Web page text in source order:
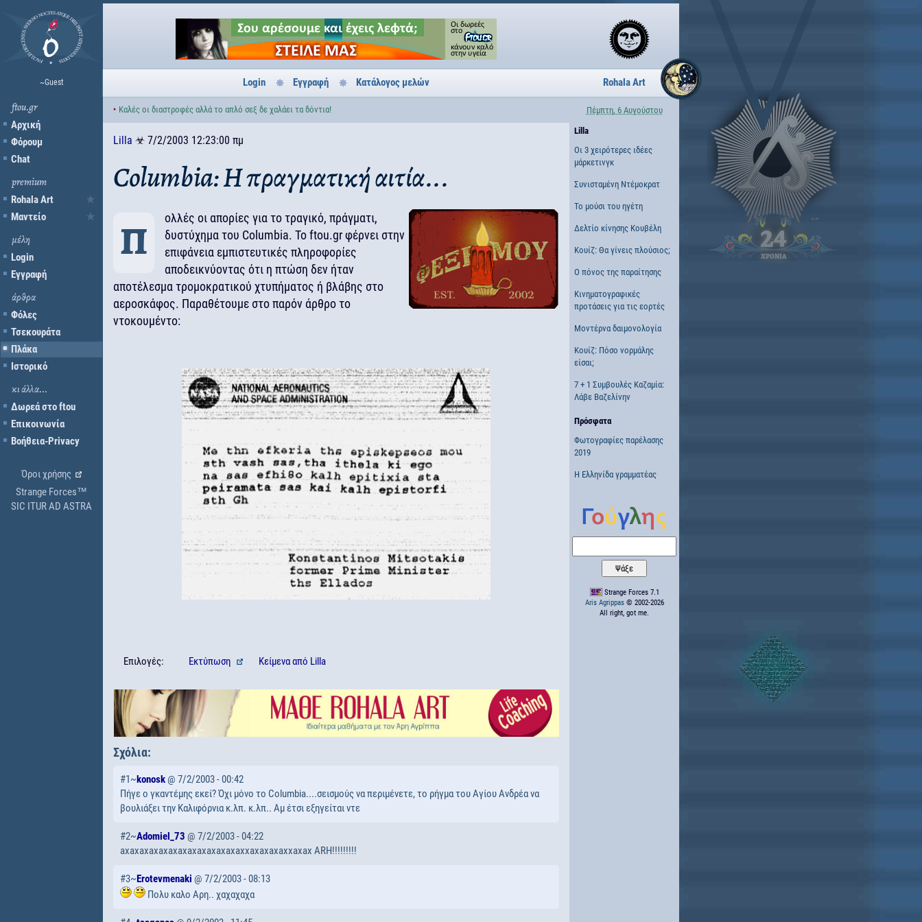
~Guest
ftou.gr
Αρχική
Φόρουμ
Chat
premium
Rohala Art
Μαντείο
μέλη
Login
Εγγραφή
άρθρα
Φόλες
Τσεκουράτα
Πλάκα
Ιστορικό
κι άλλα...
Δωρεά στο ftou
Επικοινωνία
Βοήθεια-Privacy
Όροι χρήσης
Strange Forces™
SIC ITUR AD ASTRA
Login Εγγραφή Κατάλογος μελών Rohala Art
‣ Καλές οι διαστροφές αλλά το απλό σεξ δε χαλάει τα δόντια! Πέμπτη, 6 Αυγούστου
Lilla ☣ 7/2/2003 12:23:00 πμ
Columbia: Η πραγματική αιτία...
Π
ολλές οι απορίες για το τραγικό, πράγματι,
δυστύχημα του Columbia. Το ftou.gr φέρνει στην
επιφάνεια εμπιστευτικές πληροφορίες
αποδεικνύοντας ότι η πτώση δεν ήταν
αποτέλεσμα τρομοκρατικού χτυπήματος ή βλάβης στο
αεροσκάφος. Παραθέτουμε στο παρόν άρθρο το
ντοκουμέντο:
Επιλογές: Εκτύπωση Κείμενααπό Lilla
Σχόλια:
#1~konosk@ 7/2/2003 - 00:42
Πήγε ο γκαντέμης εκεί? Όχι μόνο το Columbia....σεισμούς να περιμένετε, το ρήγμα του Αγίου Ανδρέα να
βουλιάξει την Καλιφόρνια κ.λπ. κ.λπ.. Aμ έτσι εξηγείται ντε
#2~Adomiel_73 @ 7/2/2003 - 04:22
axaxaxaxaxaxaxaxaxaxaxaxaxxaxaxaxaxxaxax ARH!!!!!!!!!
#3~Erotevmenaki @ 7/2/2003 - 08:13
Πολυ καλο Αρη.. χαχαχαχα
Lilla
Οι 3 χειρότερες ιδέες
μάρκετινγκ
Συνισταμένη Ντέμοκρατ
Το μούσι του ηγέτη
Δελτίο κίνησης Κουβέλη
Κουίζ: Θα γίνεις πλούσιος;
Ο πόνος της παραίτησης
Κινηματογραφικές
προτάσεις για τις εορτές
Μοντέρνα δαιμονολογία
Κουίζ: Πόσο νορμάλης
είσαι;
7 + 1 Συμβουλές Καζαμία:
Λάβε Βαζελίνην
Πρόσφατα
Φωτογραφίες παρέλασης
2019
Η Ελληνίδα γραμματέας
Strange Forces 7.1
Aris Agrippas© 2002-2026
All right, got me.
24
ΧΡΟΝΙΑ